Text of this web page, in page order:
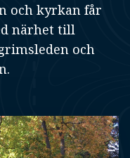
och kyrkan får
närhet till
och